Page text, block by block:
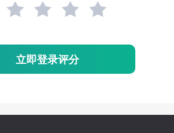
立即登录评分